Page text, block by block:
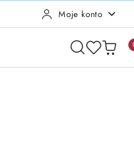
Moje konto